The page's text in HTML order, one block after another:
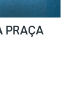
PRAÇA